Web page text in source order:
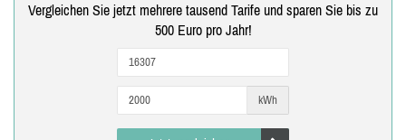
Vergleichen Sie jetzt mehrere tausend Tarife und sparen Sie bis zu
500 Euro pro Jahr!
kWh